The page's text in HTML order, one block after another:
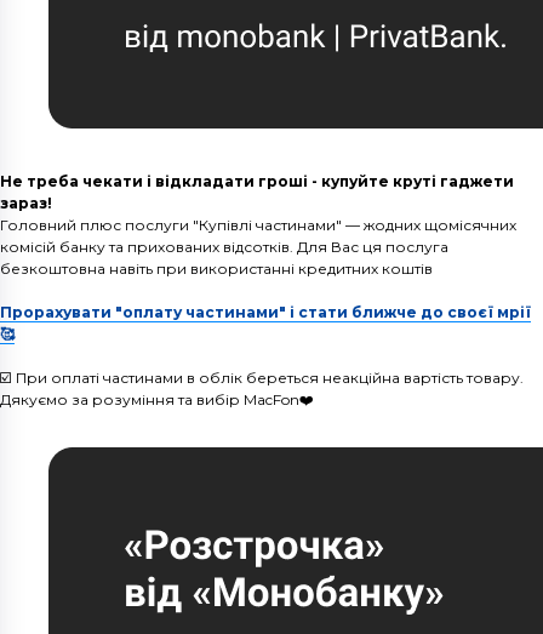
Не треба чекати і відкладати гроші - купуйте круті гаджети
зараз!
Головний плюс послуги "Купівлі частинами" — жодних щомісячних
комісій банку та прихованих відсотків. Для Вас ця послуга
безкоштовна навіть при використанні кредитних коштів
Прорахувати "оплату частинами" і стати ближче до своєї мрії
🥰
☑️ При оплаті частинами в облік береться неакційна вартість товару.
Дякуємо за розуміння та вибір MacFon❤️